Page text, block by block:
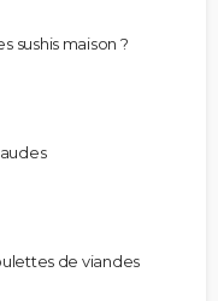
sushis maison ?
de viandes